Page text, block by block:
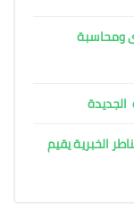
ومحاسبة
الجديدة
الخبرية يقيم